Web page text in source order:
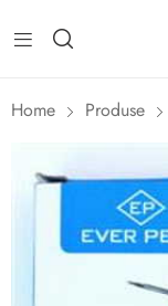
Home Produse